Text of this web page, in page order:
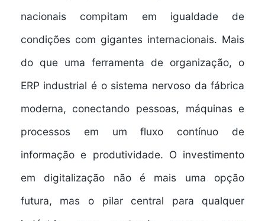
nacionais compitam em igualdade de
condições com gigantes internacionais. Mais
do que uma ferramenta de organização, o
ERP industrial é o sistema nervoso da fábrica
moderna, conectando pessoas, máquinas e
processos em um fluxo contínuo de
informação e produtividade. O investimento
em digitalização não é mais uma opção
futura, mas o pilar central para qualquer